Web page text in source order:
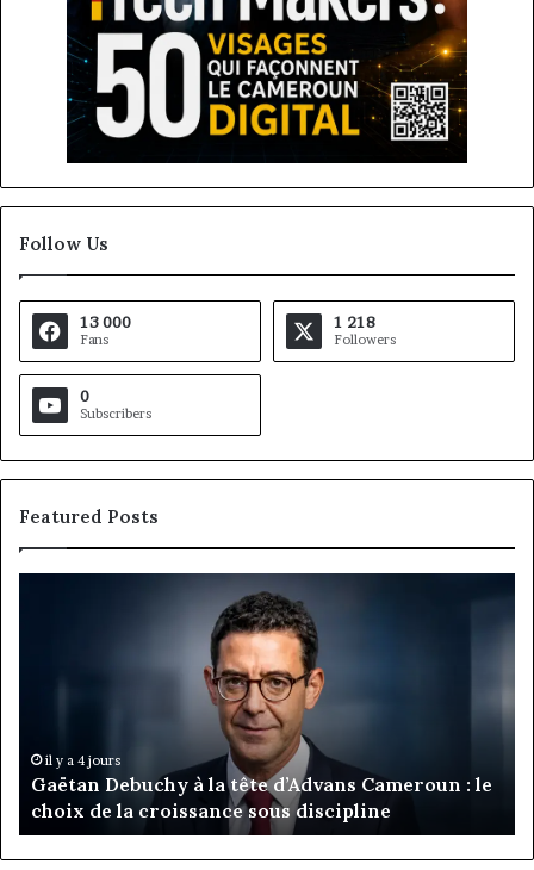
Follow Us
13 000
Fans
1 218
Followers
0
Subscribers
Featured Posts
choix
de
la
il y a 4 jours
Gaëtan Debuchy à la tête d’Advans Cameroun : le
choix de la croissance sous discipline
à